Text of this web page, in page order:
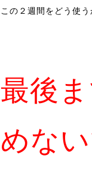
この２週間をどう使う
最後
めな